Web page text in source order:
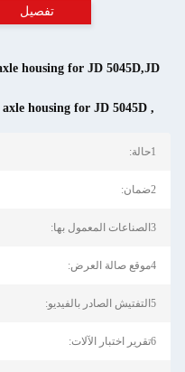
تفصيل
housing for JD 5045D,JD
,
housing for JD 5045D
1حالة:
2ضمان:
3الصناعات المعمول بها:
4موقع صالة العرض:
5التفتيش الصادر بالفيديو:
6تقرير اختبار الآلات: